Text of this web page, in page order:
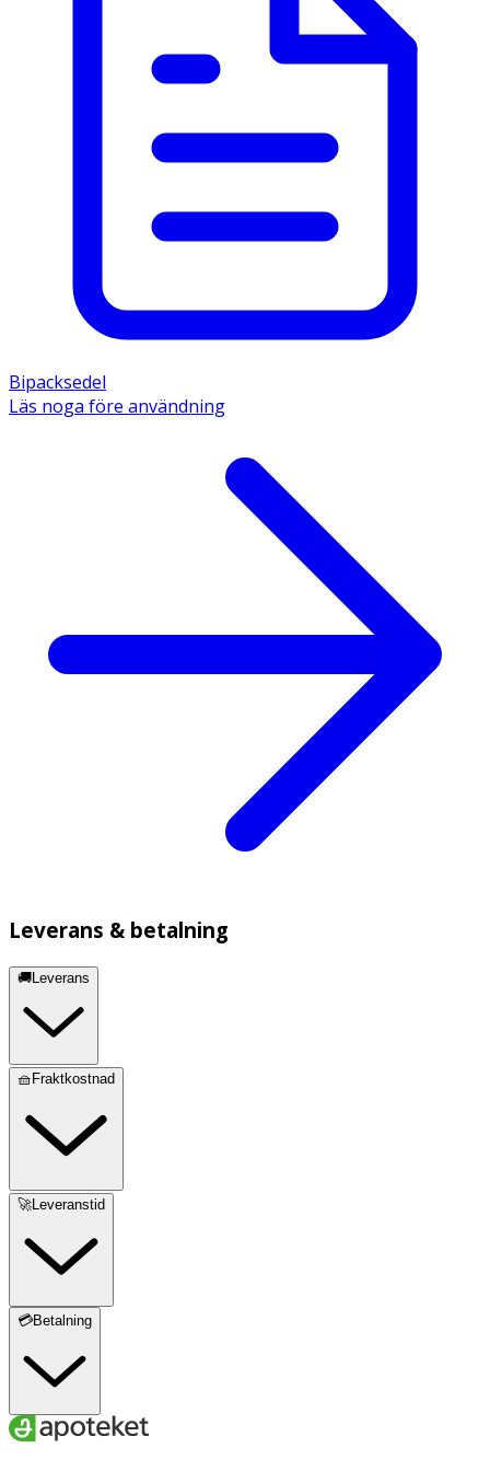
De aktiva substanserna är natriumcitrat 90 mg/ml och
natriumlaurylsulfoacetat 9 mg/ml. Övriga innehållsämnen
Bipacksedel
Läs noga före användning
Leverans & betalning
🚚Leverans
🧺Fraktkostnad
🚀Leveranstid
💳Betalning